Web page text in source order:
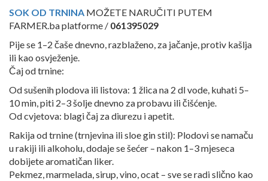
SOK OD TRNINA MOŽETE NARUČITI PUTEM
FARMER.ba platforme / 061395029
Pije se 1–2 čaše dnevno, razblaženo, za jačanje, protiv kašlja
ili kao osvježenje.
Čaj od trnine:
Od sušenih plodova ili listova: 1 žlica na 2 dl vode, kuhati 5–
10 min, piti 2–3 šolje dnevno za probavu ili čišćenje.
Od cvjetova: blagi čaj za diurezu i apetit.
Rakija od trnine (trnjevina ili sloe gin stil): Plodovi se namaču
u rakiji ili alkoholu, dodaje se šećer – nakon 1–3 mjeseca
dobijete aromatičan liker.
Pekmez, marmelada, sirup, vino, ocat – sve se radi slično kao